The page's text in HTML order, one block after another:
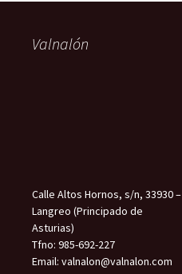
Valnalón
Calle Altos Hornos, s/n, 33930 –
Langreo (Principado de
Asturias)
Tfno: 985-692-227
Email: valnalon@valnalon.com